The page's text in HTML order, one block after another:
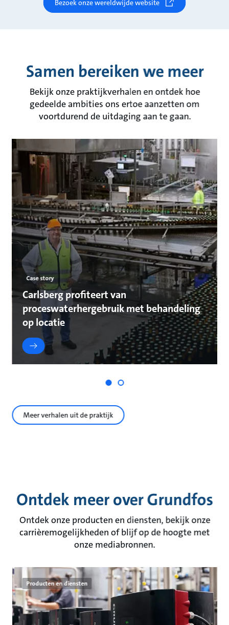
Bezoek onze wereldwijde website
Samen bereiken we meer
Bekijk onze praktijkverhalen en ontdek hoe
gedeelde ambities ons ertoe aanzetten om
voortdurend de uitdaging aan te gaan.
Case story
Carlsberg profiteert van
proceswaterhergebruik met behandeling
op locatie
Meer verhalen uit de praktijk
Ontdek meer over Grundfos
Ontdek onze producten en diensten, bekijk onze
carrièremogelijkheden of blijf op de hoogte met
onze mediabronnen.
Producten en diensten